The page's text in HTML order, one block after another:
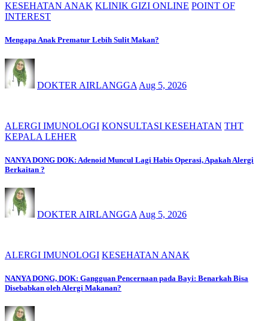
KESEHATAN ANAK KLINIK GIZI ONLINE POINT OF
INTEREST
Mengapa Anak Prematur Lebih Sulit Makan?
DOKTER AIRLANGGA Aug 5, 2026
ALERGI IMUNOLOGI KONSULTASI KESEHATAN THT
KEPALA LEHER
NANYA DONG DOK: Adenoid Muncul Lagi Habis Operasi, Apakah Alergi
Berkaitan ?
DOKTER AIRLANGGA Aug 5, 2026
ALERGI IMUNOLOGI KESEHATAN ANAK
NANYA DONG, DOK: Gangguan Pencernaan pada Bayi: Benarkah Bisa
Disebabkan oleh Alergi Makanan?